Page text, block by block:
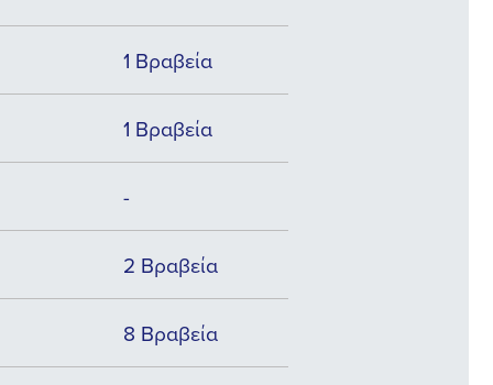
1 Βραβεία
1 Βραβεία
-
2 Βραβεία
8 Βραβεία